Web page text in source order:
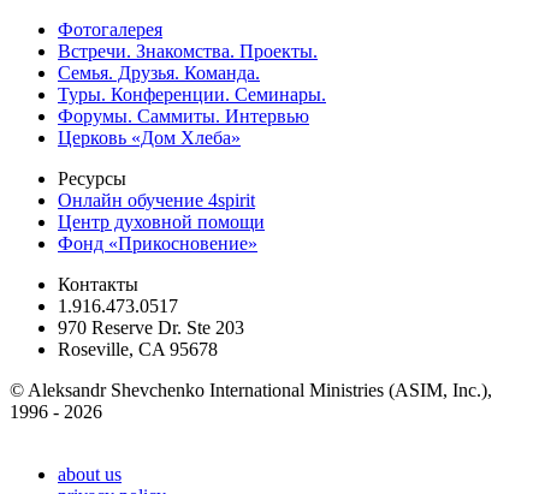
Фотогалерея
Встречи. Знакомства. Проекты.
Семья. Друзья. Команда.
Туры. Конференции. Семинары.
Форумы. Саммиты. Интервью
Церковь «Дом Хлеба»
Ресурсы
Онлайн обучение 4spirit
Центр духовной помощи
Фонд «Прикосновение»
Контакты
1.916.473.0517
970 Reserve Dr. Ste 203
Roseville, CA 95678
© Aleksandr Shevchenko International Ministries (ASIM, Inc.),
1996 - 2026
about us